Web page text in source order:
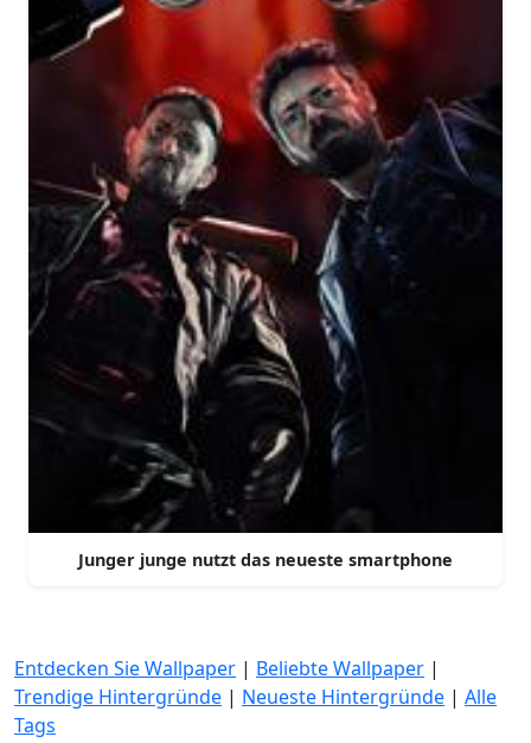
Junger junge nutzt das neueste smartphone
Entdecken Sie Wallpaper | Beliebte Wallpaper |
Trendige Hintergründe | Neueste Hintergründe | Alle
Tags